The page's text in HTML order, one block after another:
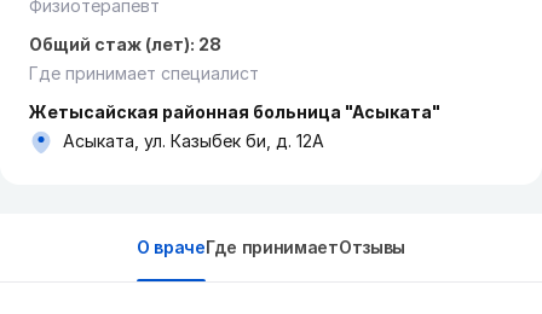
Физиотерапевт
Общий стаж (лет): 28
Где принимает специалист
Жетысайская районная больница "Асыката"
Асыката, ул. Казыбек би, д. 12А
О врачеГде принимаетОтзывы